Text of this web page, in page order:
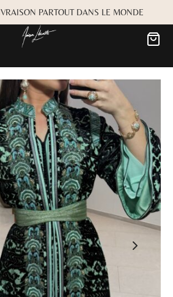
PARTOUT DANS LE MONDE